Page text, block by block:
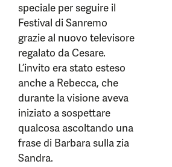
speciale per seguire il
Festival di Sanremo
grazie al nuovo televisore
regalato da Cesare.
L’invito era stato esteso
anche a Rebecca, che
durante la visione aveva
iniziato a sospettare
qualcosa ascoltando una
frase di Barbara sulla zia
Sandra.